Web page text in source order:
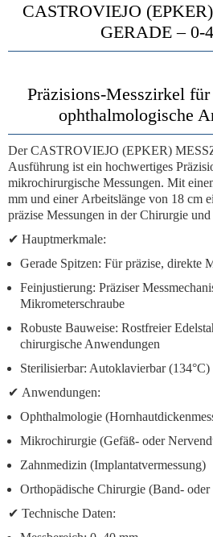
CASTROVIEJO
GERADE – 0-
Präzisions-Messzirkel
ophthalmologische
DerCASTROVIEJO (EPKER)
Ausführung ist ein hochwertiges
mikrochirurgische Messungen. Mit
mm und einer Arbeitslänge von 18 cm
präzise Messungen in der Chirurgie
✔ Hauptmerkmale:
Gerade Spitzen: Für präzise, direkte
Feinjustierung: Präziser
Mikrometerschraube
Robuste Bauweise: Rostfreier
chirurgische Anwendungen
Sterilisierbar: Autoklavierbar (134°C)
✔ Anwendungen:
Ophthalmologie
Mikrochirurgie (Gefäß- oder
Zahnmedizin (Implantatvermessung)
Orthopädische Chirurgie (Band-
✔ Technische Daten: